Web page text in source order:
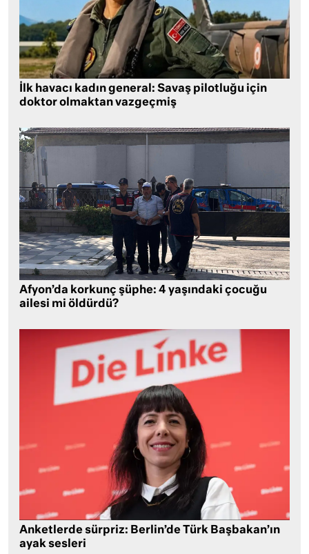
İlk havacı kadın general: Savaş pilotluğu için
doktor olmaktan vazgeçmiş
Afyon’da korkunç şüphe: 4 yaşındaki çocuğu
ailesi mi öldürdü?
Anketlerde sürpriz: Berlin’de Türk Başbakan’ın
ayak sesleri